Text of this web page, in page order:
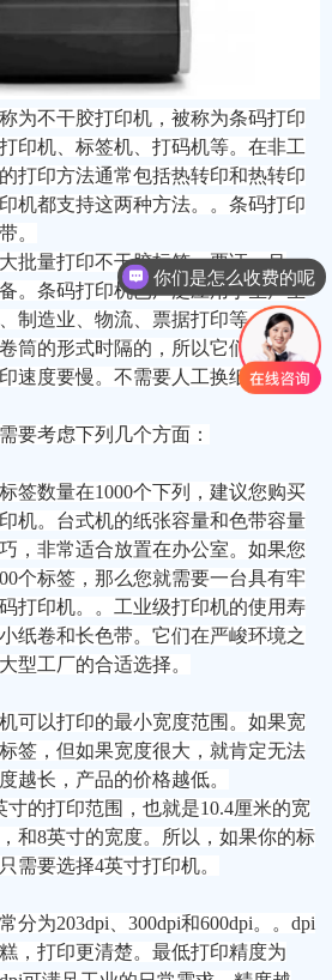
为不干胶打印机，被称为条码打印
印机、标签机、打码机等。在非工
打印方法通常包括热转印和热转印
机都支持这两种方法。。条码打印
。
批量打印不干胶标签、票证、吊
。条码打印机已广泛应用于生产生
制造业、物流、票据打印等。
筒的形式时隔的，所以它们的打印
速度要慢。不需要人工换纸，适用
要考虑下列几个方面：
签数量在1000个下列，建议您购买
机。台式机的纸张容量和色带容量
，非常适合放置在办公室。如果您
个标签，那么您就需要一台具有牢
打印机。。工业级打印机的使用寿
纸卷和长色带。它们在严峻环境之
型工厂的合适选择。
可以打印的最小宽度范围。如果宽
签，但如果宽度很大，就肯定无法
越长，产品的价格越低。
寸的打印范围，也就是10.4厘米的宽
和8英寸的宽度。所以，如果你的标
需要选择4英寸打印机。
分为203dpi、300dpi和600dpi。。dpi
，打印更清楚。最低打印精度为
你们是怎么收费的呢